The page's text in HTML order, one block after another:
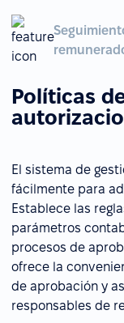
Políticas
El sistema de
fácilmente para
Establece las
parámetros
procesos de
ofrece la
de aprobación y
responsables de